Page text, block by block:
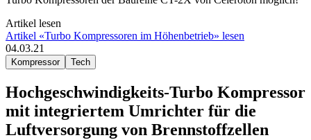
Artikel lesen
Artikel «Turbo Kompressoren im Höhenbetrieb» lesen
04.03.21
Kompressor Tech
Hochgeschwindigkeits-Turbo Kompressor
mit integriertem Umrichter für die
Luftversorgung von Brennstoffzellen